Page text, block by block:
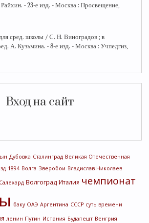
- 23-е изд. - Москва : Просвещение,
сред. школы / С. Н. Виноградов ; в
А. Кузьмина. - 8-е изд. - Москва : Учпедгиз,
Вход на сайт
Дубовка Сталинград Великая Отечественная
1894 Волга Зверобои Владислав Николаев
Салехард Волгоград Италия чемпионат
баку ОАЭ Аргентина СССР суть времени
ленин Путин Испания Будапешт Венгрия